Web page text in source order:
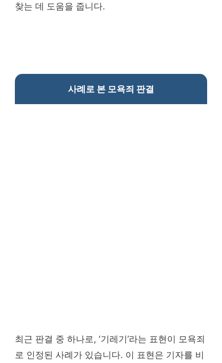
찾는 데 도움을 줍니다.
사례로 본 모욕죄 판결
최근 판결 중 하나로, ‘기레기’라는 표현이 모욕죄
로 인정된 사례가 있습니다. 이 표현은 기자를 비